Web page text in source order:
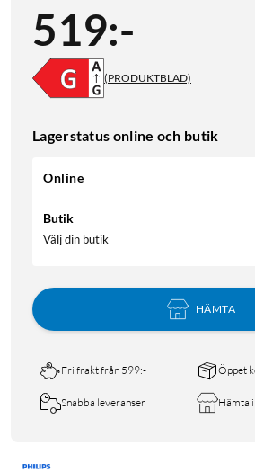
519:-
(PRODUKTBLAD)
Lagerstatus online och butik
Online
Butik
Välj din butik
HÄMTA
Fri frakt från 599:- Öppet
Snabba leveranser Hämta